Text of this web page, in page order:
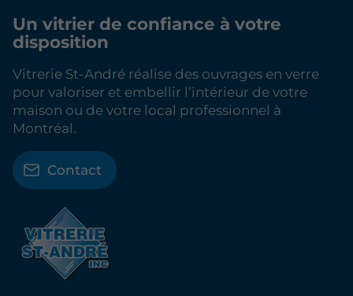
Un vitrier de confiance à votre
disposition
Vitrerie St-André réalise des ouvrages en verre
pour valoriser et embellir l’intérieur de votre
maison ou de votre local professionnel à
Montréal.
Contact